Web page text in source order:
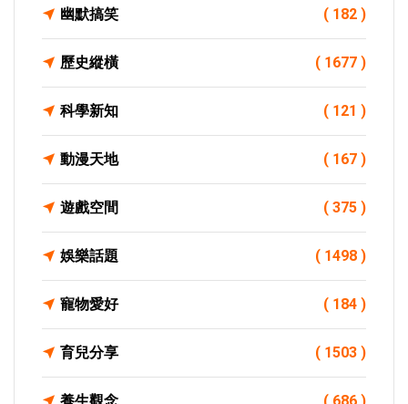
幽默搞笑 ( 182 )
歷史縱橫 ( 1677 )
科學新知 ( 121 )
動漫天地 ( 167 )
遊戲空間 ( 375 )
娛樂話題 ( 1498 )
寵物愛好 ( 184 )
育兒分享 ( 1503 )